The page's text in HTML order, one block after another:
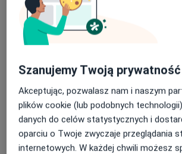
lek. dent. Karolina Nowak-Rec
Stomatolog·Więcej
158 opinii
Wąska 7, Tychy•Mapa
Stomatologia Indentico
Szanujemy Twoją prywatność
Akceptując, pozwalasz nam i naszym
plików cookie (lub podobnych
danych do celów statystycznych i
oparciu o Twoje zwyczaje przeglądania
internetowych. W każdej chwili możesz